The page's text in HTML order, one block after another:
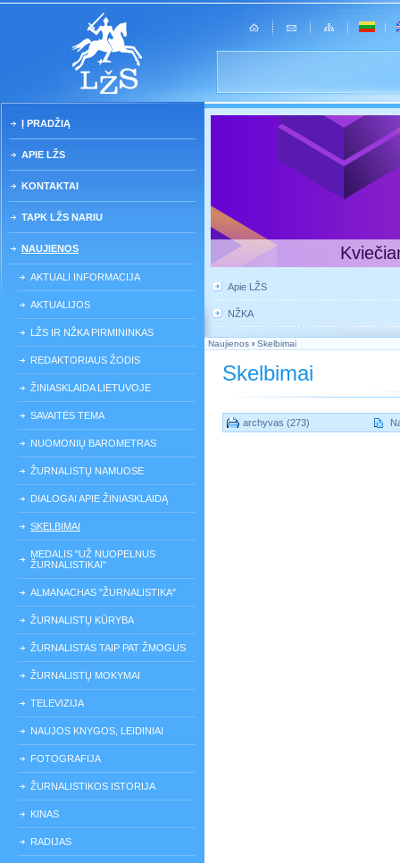
Į PRADŽIĄ
APIE LŽS
KONTAKTAI
TAPK LŽS NARIU
NAUJIENOS
AKTUALI INFORMACIJA
AKTUALIJOS
LŽS IR NŽKA PIRMININKAS
REDAKTORIAUS ŽODIS
ŽINIASKLAIDA LIETUVOJE
SAVAITĖS TEMA
NUOMONIŲ BAROMETRAS
ŽURNALISTŲ NAMUOSE
DIALOGAI APIE ŽINIASKLAIDĄ
SKELBIMAI
MEDALIS "UŽ NUOPELNUS
ŽURNALISTIKAI"
ALMANACHAS "ŽURNALISTIKA"
ŽURNALISTŲ KŪRYBA
ŽURNALISTAS TAIP PAT ŽMOGUS
ŽURNALISTŲ MOKYMAI
TELEVIZIJA
NAUJOS KNYGOS, LEIDINIAI
FOTOGRAFIJA
ŽURNALISTIKOS ISTORIJA
KINAS
RADIJAS
Apie LŽS
NŽKA
Naujienos › Skelbimai
Skelbimai
archyvas (273)